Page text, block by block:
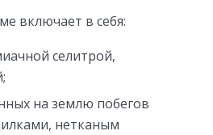
включает в себя:
селитрой,
на землю побегов
нетканым